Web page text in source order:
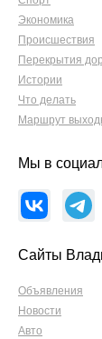
Экономика
Происшествия
Перекрытия
Истории
Что делать
Маршрут
Мы в
Сайты
Объявления
Новости
Авто